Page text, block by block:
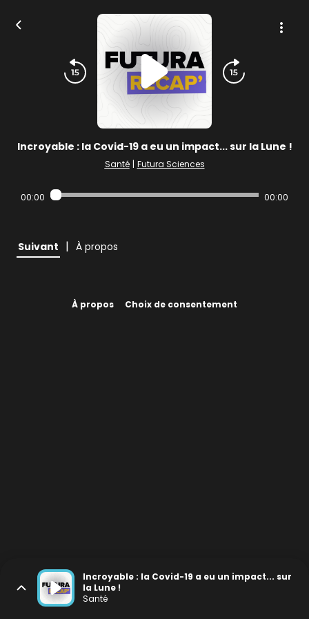
Incroyable : la Covid-19 a eu un impact... sur la Lune !
Santé | Futura Sciences
00:00 00:00
Suivant | À propos
À propos Choix de consentement
Incroyable : la Covid-19 a eu un impact... sur
la Lune !
Santé